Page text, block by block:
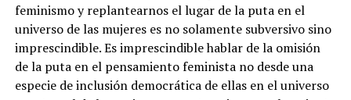
feminismo y replantearnos el lugar de la puta en el
universo de las mujeres es no solamente subversivo sino
imprescindible. Es imprescindible hablar de la omisión
de la puta en el pensamiento feminista no desde una
especie de inclusión democrática de ellas en el universo